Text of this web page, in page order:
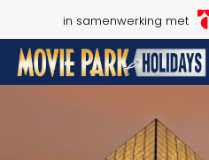
in samenwerking met